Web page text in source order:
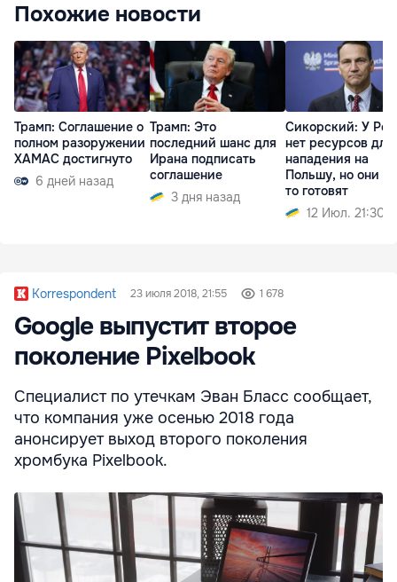
Похожие новости
Трамп: Соглашение о
полном разоружении
ХАМАС достигнуто
6 дней назад
Трамп: Это
последний шанс для
Ирана подписать
соглашение
3 дня назад
Сикорский: У
нет ресурсов для
нападения на
Польшу, но они
то готовят
12 Июл. 21:30
Korrespondent 23 июля 2018, 21:55 1 678
Google выпустит второе
поколение Pixelbook
Специалист по утечкам Эван Бласс сообщает,
что компания уже осенью 2018 года
анонсирует выход второго поколения
хромбука Pixelbook.